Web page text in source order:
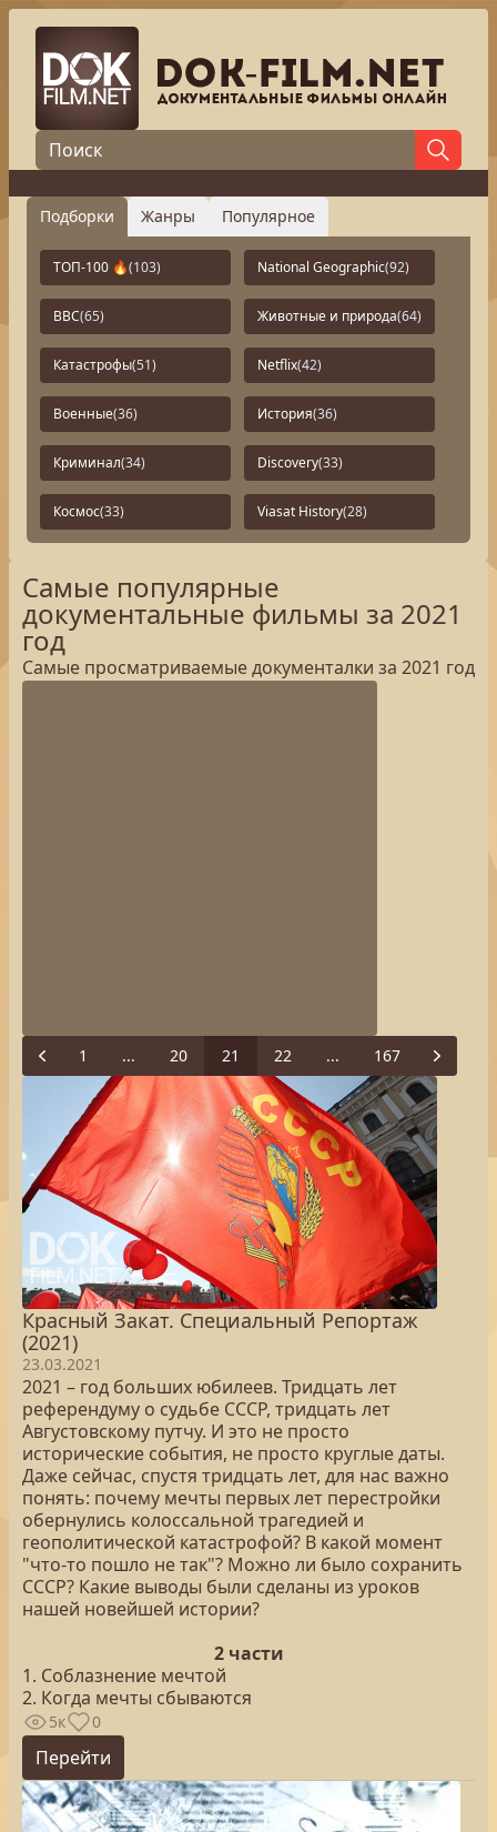
Подборки Жанры Популярное
ТОП-100 🔥(103) National Geographic(92)
BBC(65) Животные и природа(64)
Катастрофы(51) Netflix(42)
Военные(36) История(36)
Криминал(34) Discovery(33)
Космос(33) Viasat History(28)
Самые популярные
документальные фильмы за 2021
год
Самые просматриваемые документалки за 2021 год
Previous
1 ... 20 21 22 ... 167 Next
Красный Закат. Специальный Репортаж
(2021)
23.03.2021
2021 – год больших юбилеев. Тридцать лет
референдуму о судьбе СССР, тридцать лет
Августовскому путчу. И это не просто
исторические события, не просто круглые даты.
Даже сейчас, спустя тридцать лет, для нас важно
понять: почему мечты первых лет перестройки
обернулись колоссальной трагедией и
геополитической катастрофой? В какой момент
"что-то пошло не так"? Можно ли было сохранить
СССР? Какие выводы были сделаны из уроков
нашей новейшей истории?
2 части
1. Соблазнение мечтой
2. Когда мечты сбываются
5к 0
Перейти